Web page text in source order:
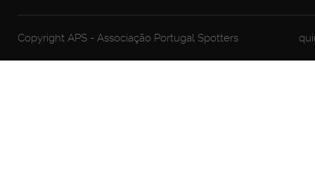
Copyright APS - Associação Portugal Spotters